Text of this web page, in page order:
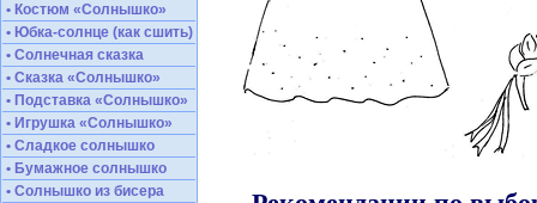
• Костюм «Солнышко»
• Юбка-солнце (как сшить)
• Солнечная сказка
• Сказка «Солнышко»
• Подставка «Солнышко»
• Игрушка «Солнышко»
• Сладкое солнышко
• Бумажное солнышко
• Солнышко из бисера